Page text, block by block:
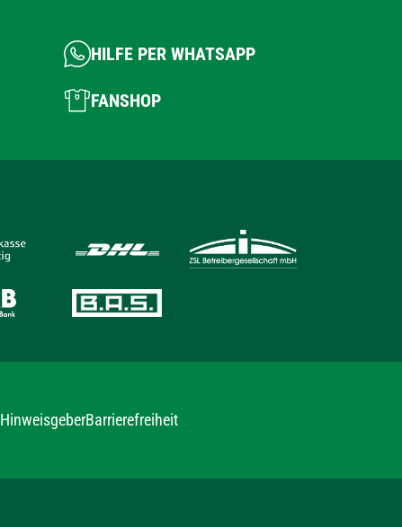
HILFE PER WHATSAPP
FANSHOP
HinweisgeberBarrierefreiheit